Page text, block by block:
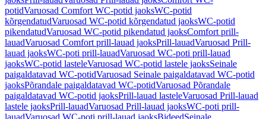
potidVaruosad Comfort WC-potid jaoksWC-potid
kõrgendatudVaruosad WC-potid kõrgendatud jaoksWC-potid
pikendatudVaruosad WC-potid pikendatud jaoksComfort prill-
lauadVaruosad Comfort prill-lauad jaoksPrill-lauadVaruosad Prill-
lauad jaoksWC-poti prill-lauadVaruosad WC-poti prill-lauad
jaoksWC-potid lasteleVaruosad WC-potid lastele jaoksSeinale
paigaldatavad WC-potidVaruosad Seinale paigaldatavad WC-potid
jaoksPõrandale paigaldatavad WC-potidVaruosad Põrandale
paigaldatavad WC-potid jaoksPrill-lauad lasteleVaruosad Prill-lauad
lastele jaoksPrill-lauadVaruosad Prill-lauad jaoksWC-poti prill-
lauadVaruosad WC-poti prill-lauad jaoksBideedSeinale